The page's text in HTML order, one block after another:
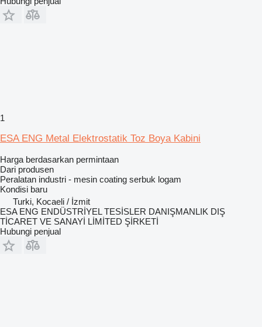
1
ESA ENG Metal Elektrostatik Toz Boya Kabini
Harga berdasarkan permintaan
Dari produsen
Peralatan industri - mesin coating serbuk logam
Kondisi baru
Turki, Kocaeli / İzmit
ESA ENG ENDÜSTRİYEL TESİSLER DANIŞMANLIK DIŞ
TİCARET VE SANAYİ LİMİTED ŞİRKETİ
Hubungi penjual